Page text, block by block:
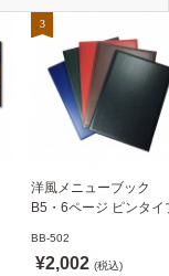
洋風メニューブック
B5・6ページ ピンタイ
ニュー6P えいむ(Aim)
BB-502
¥2,002 (税込)